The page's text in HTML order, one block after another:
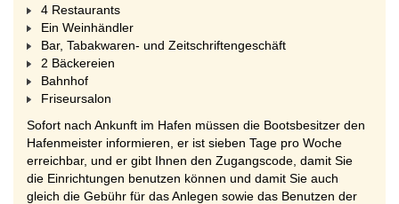
4 Restaurants
Ein Weinhändler
Bar, Tabakwaren- und Zeitschriftengeschäft
2 Bäckereien
Bahnhof
Friseursalon
Sofort nach Ankunft im Hafen müssen die Bootsbesitzer den
Hafenmeister informieren, er ist sieben Tage pro Woche
erreichbar, und er gibt Ihnen den Zugangscode, damit Sie
die Einrichtungen benutzen können und damit Sie auch
gleich die Gebühr für das Anlegen sowie das Benutzen der